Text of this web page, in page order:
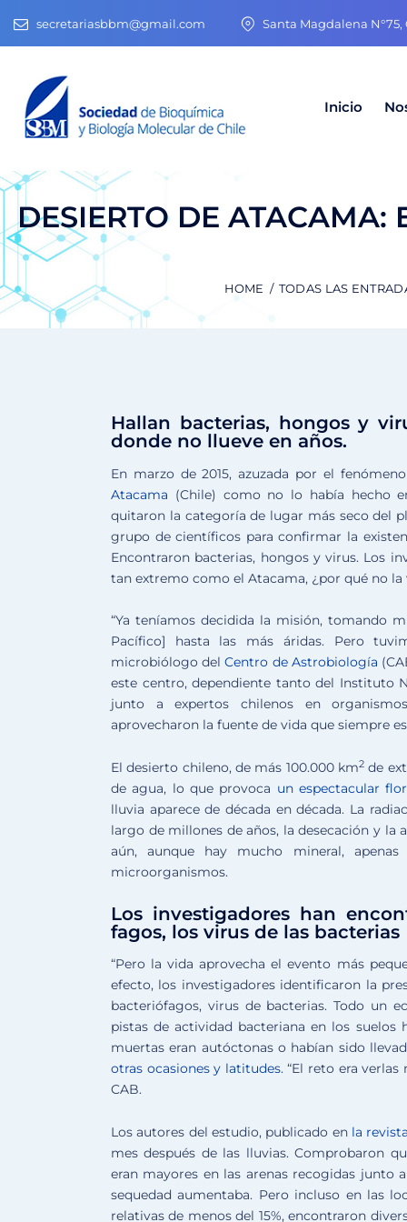
secretariasbbm@gmail.com Santa Magdalena
Inicio
DESIERTO DE
HOME TODAS LAS
Hallan bacterias, hongos y
donde no llueve en años.
En marzo de 2015, azuzada por el
Atacama (Chile) como no lo había hecho
quitaron la categoría de lugar más seco del
grupo de científicos para confirmar la
Encontraron bacterias, hongos y virus. Los
tan extremo como el Atacama, ¿por qué no la
“Ya teníamos decidida la misión, tomando
Pacífico] hasta las más áridas. Pero
microbiólogo delCentro de Astrobiología
este centro, dependiente tanto del Instituto
junto a expertos chilenos en
aprovecharon la fuente de vida que siempre
El desierto chileno, de más 100.000 km2de
de agua, lo que provoca un espectacular
lluvia aparece de década en década. La
largo de millones de años, la desecación y la
aún, aunque hay mucho mineral,
microorganismos.
Los investigadores han
fagos, los virus de las bacterias
“Pero la vida aprovecha el evento más
efecto, los investigadores identificaron la
bacteriófagos, virus de bacterias. Todo un
pistas de actividad bacteriana en los suelos
muertas eran autóctonas o habían sido
otras ocasiones y latitudes. “El reto era
CAB.
Los autores del estudio, publicado en la
mes después de las lluvias. Comprobaron
eran mayores en las arenas recogidas junto
sequedad aumentaba. Pero incluso en las
relativas de menos del 15%, encontraron